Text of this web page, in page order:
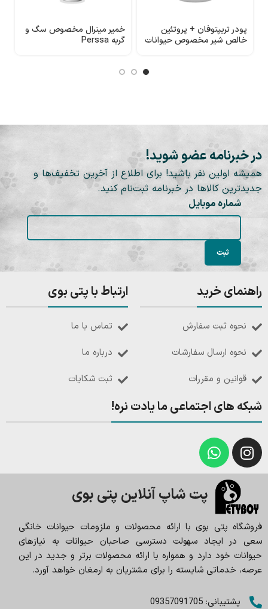
پودر تریپتوفان + پروتئین
خالص شیر مخصوص حیوانات
خمیر مینرال مخصوص سگ و
گربه Perssa
در خبرنامه عضو شوید!
همیشه اولین نفر باشید! برای اطلاع از آخرین تخفیف‌ها و
جدیدترین کالاها در خبرنامه ثبت‌نام کنید.
شماره موبایل
راهنمای خرید
نحوه ثبت سفارش
نحوه ارسال سفارشات
قوانین و مقررات
ارتباط با پتی بوی
تماس با ما
درباره ما
ثبت شکایات
شبکه های اجتماعی ما یادت نره!
پت شاپ آنلاین پتی بوی
فروشگاه پتی بوی با ارائه محصولات و ملزومات حیوانات خانگی
سعی در ایجاد سهولت دسترسی صاحبان حیوانات به نیازهای
حیوانات خود دارد و همواره با ارائه محصولات برتر و جدید در این
عرصه، خدماتی شایسته را برای مشتریان به ارمغان خواهد آورد.
پشتیبانی: 09357091705